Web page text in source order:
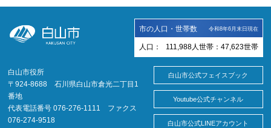
市の人口・世帯数 令和8年6月末日現在
人口： 111,988 人 世帯： 47,623世帯
白山市役所
〒924-8688 石川県白山市倉光二丁目1
番地
代表電話番号 076-276-1111 ファクス
076-274-9518
白山市公式フェイスブック
Youtube公式チャンネル
白山市公式LINEアカウント